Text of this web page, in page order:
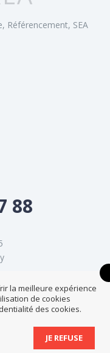
Référencement, SEA
88
la meilleure expérience
de cookies
des cookies.
JE REFUSE